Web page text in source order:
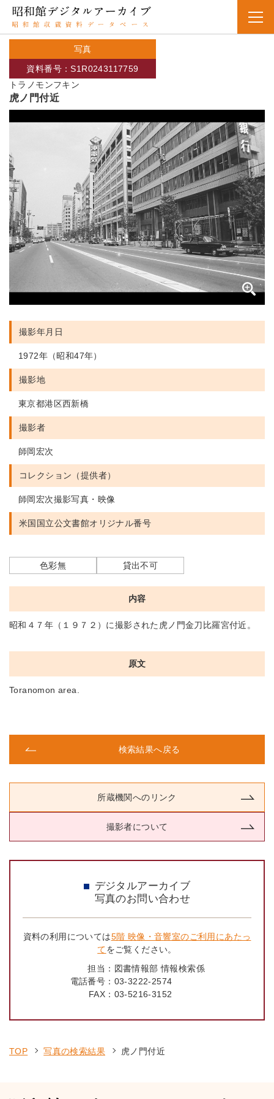
写真
トラノモンフキン
資料番号：S1R0243117759
虎ノ門付近
撮影年月日
1972年（昭和47年）
撮影地
東京都港区西新橋
撮影者
師岡宏次
コレクション（提供者）
師岡宏次撮影写真・映像
米国国立公文書館オリジナル番号
色彩無 貸出不可
内容
昭和４７年（１９７２）に撮影された虎ノ門金刀比羅宮付近。
原文
Toranomon area.
検索結果へ戻る
所蔵機関へのリンク
撮影者について
デジタルアーカイブ
写真のお問い合わせ
資料の利用については5階 映像・音響室のご利用にあたっ
てをご覧ください。
担当： 図書情報部 情報検索係
電話番号： 03-3222-2574
FAX： 03-5216-3152
TOP 写真の検索結果 虎ノ門付近